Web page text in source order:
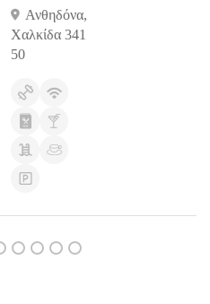
Ανθηδόνα,
Χαλκίδα 341